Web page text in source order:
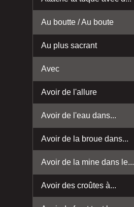
Au boutte / Au boute
Au plus sacrant
Avec
Avoir de l'allure
Avoir de l'eau dans...
Avoir de la broue dans...
Avoir de la mine dans le...
Avoir des croûtes à...